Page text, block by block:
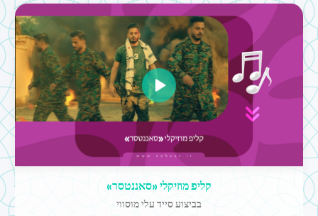
קליפ מוזיקלי «סאננטסר»
בביצוע סייד עלי מוסווי